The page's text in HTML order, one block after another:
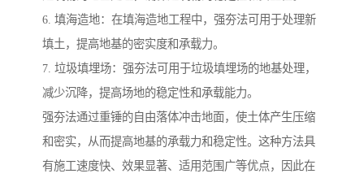
6. 填海造地：在填海造地工程中，强夯法可用于处理新
填土，提高地基的密实度和承载力。
7. 垃圾填埋场：强夯法可用于垃圾填埋场的地基处理，
减少沉降，提高场地的稳定性和承载能力。
强夯法通过重锤的自由落体冲击地面，使土体产生压缩
和密实，从而提高地基的承载力和稳定性。这种方法具
有施工速度快、效果显著、适用范围广等优点，因此在